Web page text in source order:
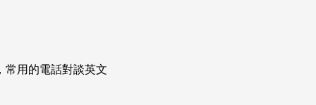
常用的電話對談英文